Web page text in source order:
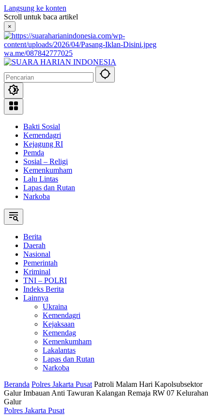
Langsung ke konten
Scroll untuk baca artikel
×
wa.me/087842777025
Bakti Sosial
Kemendagri
Kejagung RI
Pemda
Sosial – Religi
Kemenkumham
Lalu Lintas
Lapas dan Rutan
Narkoba
Berita
Daerah
Nasional
Pemerintah
Kriminal
TNI – POLRI
Indeks Berita
Lainnya
Ukraina
Kemendagri
Kejaksaan
Kemendag
Kemenkumham
Lakalantas
Lapas dan Rutan
Narkoba
Beranda Polres Jakarta Pusat Patroli Malam Hari Kapolsubsektor
Galur Imbauan Anti Tawuran Kalangan Remaja RW 07 Kelurahan
Galur
Polres Jakarta Pusat